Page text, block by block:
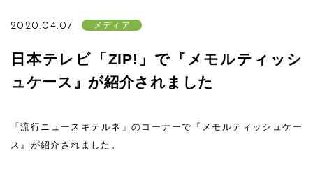
日本テレビ「ZIP!」で『メモルティッシ
ュケース』が紹介されました
2020.04.07 メディア
「流行ニュースキテルネ」のコーナーで『メモルティッシュケー
ス』が紹介されました。